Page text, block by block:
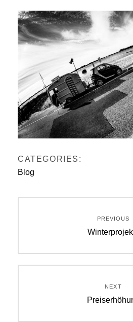
CATEGORIES:
Blog
PREVIOUS
Previous
NEXT
Next